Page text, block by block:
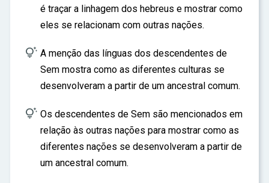
é traçar a linhagem dos hebreus e mostrar como
eles se relacionam com outras nações.
 A menção das línguas dos descendentes de
Sem mostra como as diferentes culturas se
desenvolveram a partir de um ancestral comum.
 Os descendentes de Sem são mencionados em
relação às outras nações para mostrar como as
diferentes nações se desenvolveram a partir de
um ancestral comum.